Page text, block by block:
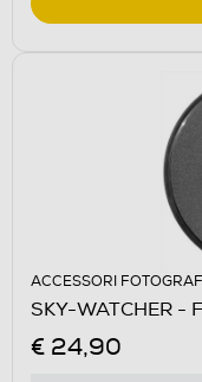
ACCESSORI
SKY-WATCHER -
€ 24,90